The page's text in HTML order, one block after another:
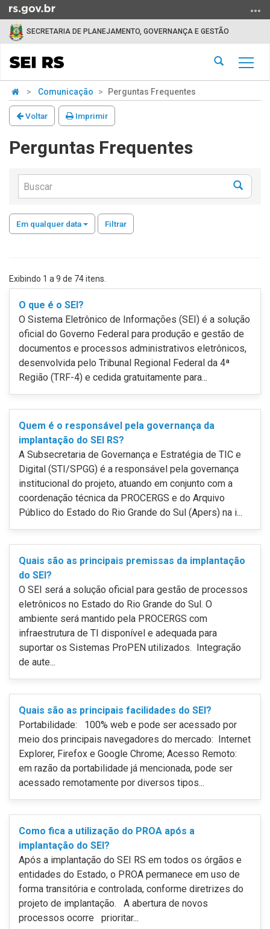
para
para
menu
SECRETARIA DE PLANEJAMENTO, GOVERNANÇA E GESTÃO
a
Abrir
Início
do
conteúdo
Comunicação Perguntas Frequentes
Voltar Imprimir
Perguntas Frequentes
Buscar
Em qualquer data Filtrar
Exibindo 1 a 9 de 74itens.
O que é o SEI?
O Sistema Eletrônico de Informações (SEI) é a solução
oficial do Governo Federal para produção e gestão de
documentos e processos administrativos eletrônicos,
desenvolvida pelo Tribunal Regional Federal da 4ª
Região (TRF-4) e cedida gratuitamente para...
Quem é o responsável pela governança da
implantação do SEI RS?
A Subsecretaria de Governança e Estratégia de TIC e
Digital (STI/SPGG) é a responsável pela governança
institucional do projeto, atuando em conjunto com a
coordenação técnica da PROCERGS e do Arquivo
Público do Estado do Rio Grande do Sul (Apers) na i...
Quais são as principais premissas da implantação
do SEI?
O SEI será a solução oficial para gestão de processos
eletrônicos no Estado do Rio Grande do Sul. O
ambiente será mantido pela PROCERGS com
infraestrutura de TI disponível e adequada para
suportar os Sistemas ProPEN utilizados. Integração
de aute...
Quais são as principais facilidades do SEI?
Portabilidade: 100% web e pode ser acessado por
meio dos principais navegadores do mercado: Internet
Explorer, Firefox e Google Chrome; Acesso Remoto:
em razão da portabilidade já mencionada, pode ser
acessado remotamente por diversos tipos...
Como fica a utilização do PROA após a
implantação do SEI?
Após a implantação do SEI RS em todos os órgãos e
entidades do Estado, o PROA permanece em uso de
forma transitória e controlada, conforme diretrizes do
projeto de implantação. A abertura de novos
processos ocorre prioritar...